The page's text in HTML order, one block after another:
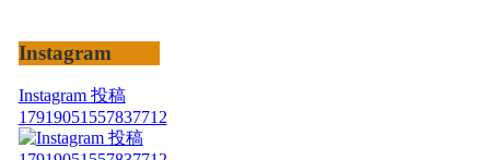
Instagram
Instagram 投稿
17919051557837712